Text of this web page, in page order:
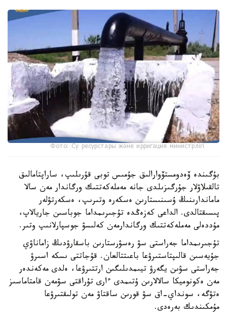
Фото: Су ресурстары және ирригация министрлігі
بۇگىندە ۆەدومستۆوارالىق جۇمىس توبى قۇرىلىپ، ساراپتامالىق
تالقىلاۋلار جۇرگىزىلدى جانە مەملەكەتتىك ورگاندار مەن سالا
ماماندارىنىڭ ۇسىنىستارىن ەسكەرە وتىرىپ، ەسكەرتۋلەر
پىسىقتالدى. الداعى كەزەڭدە تۇجىرىمداما جوباسىن جاريالاپ،
مۇددەلى مەملەكەتتىك ورگاندارمەن كەلىسۋ جوسپارلانىپ وتىر.
تۇجىرىمداما جەراستى سۋ رەسۋرستارىن باسقارۋدىڭ زاماناۋي
جۇيەسىن قالىپتاستىرۋعا باعىتتالعان. قۇجاتتى ىسكە اسىرۋ
جەراستى سۋىن يگەرۋ تيىمدىلىگىن ارتتىرۋعا، ەلدى مەكەندەر
مەن ەكونوميكا سالالارىن ۇتىمدى ءارى تۇراقتى سۋمەن قامتاماسىز
ەتۋگە، سونداي-اق سۋ قورىن ساقتاۋ مەن تولىقتىرۋعا
مۇمكىندىك بەرەدى.